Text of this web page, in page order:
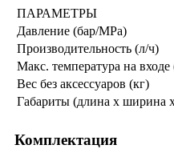
ПАРАМЕТРЫ
Давление (бар/MPa)
Производительность (л/ч)
Макс. температура на входе
Вес без аксессуаров (кг)
Габариты (длина х ширина
Комплектация